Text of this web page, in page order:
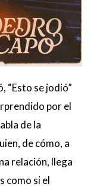
“Esto se jodió”
por el
de la
de cómo, a
relación, llega
como si el